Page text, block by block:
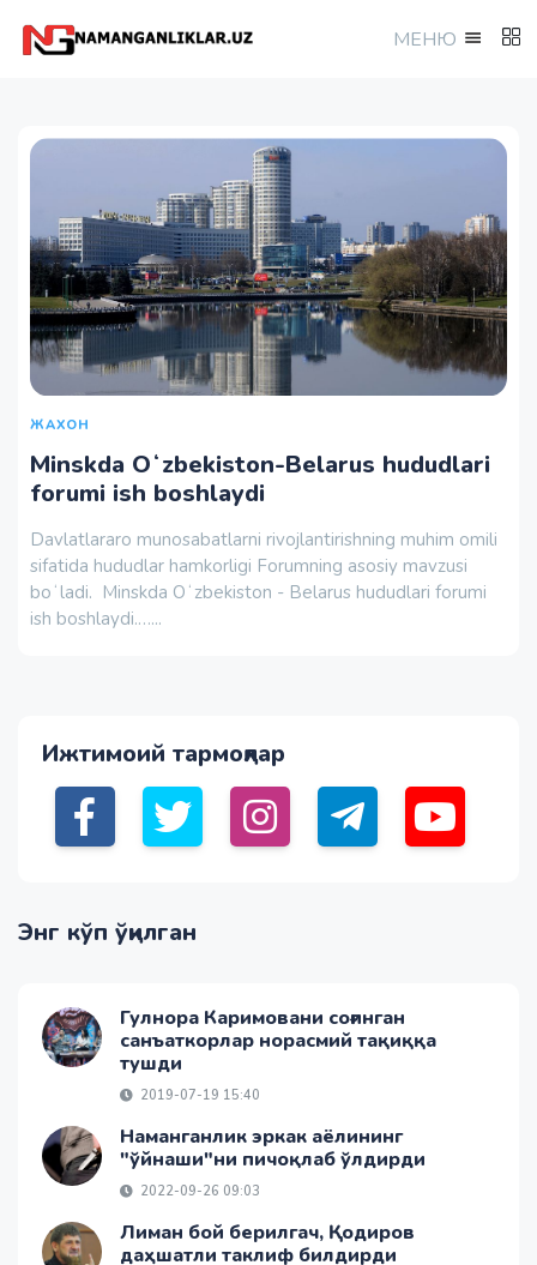
МEНЮ
ЖАХОН
Minskda Oʻzbekiston-Belarus hududlari
forumi ish boshlaydi
Davlatlararo munosabatlarni rivojlantirishning muhim omili
sifatida hududlar hamkorligi Forumning asosiy mavzusi
boʻladi. Minskda Oʻzbekiston - Belarus hududlari forumi
ish boshlaydi.…...
Ижтимоий тармоқлар
Энг кўп ўқилган
Гулнора Каримовани соғинган
санъаткорлар норасмий тақиққа
тушди
2019-07-19 15:40
Наманганлик эркак аёлининг
"ўйнаши"ни пичоқлаб ўлдирди
2022-09-26 09:03
Лиман бой берилгач, Қодиров
даҳшатли таклиф билдирди